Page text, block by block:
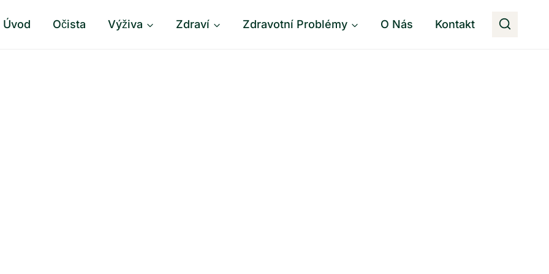
Úvod Očista Výživa Zdraví Zdravotní Problémy O Nás Kontakt